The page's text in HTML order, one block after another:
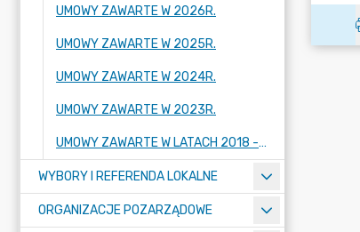
UMOWY ZAWARTE W 2026R.
UMOWY ZAWARTE W 2025R.
UMOWY ZAWARTE W 2024R.
UMOWY ZAWARTE W 2023R.
UMOWY ZAWARTE W LATACH 2018 - 2022
WYBORY I REFERENDA LOKALNE
ORGANIZACJE POZARZĄDOWE